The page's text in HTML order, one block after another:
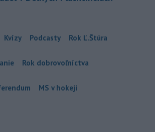
Kvízy Podcasty Rok Ľ.Štúra
Rok dobrovoľníctva
MS v hokeji